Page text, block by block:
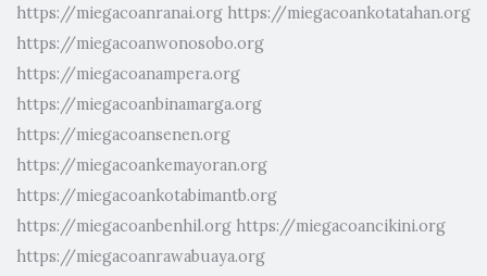
https://miegacoanranai.org https://miegacoankotatahan.org
https://miegacoanwonosobo.org
https://miegacoanampera.org
https://miegacoanbinamarga.org
https://miegacoansenen.org
https://miegacoankemayoran.org
https://miegacoankotabimantb.org
https://miegacoanbenhil.org https://miegacoancikini.org
https://miegacoanrawabuaya.org